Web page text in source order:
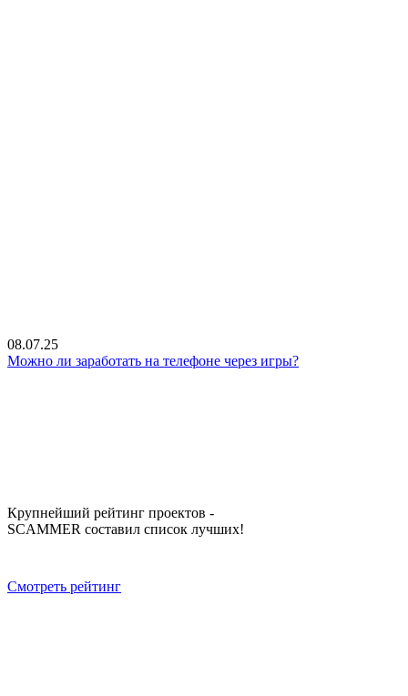
08.07.25
Можно ли заработать на телефоне через игры?
Крупнейший рейтинг проектов -
SCAMMER составил список лучших!
Смотреть рейтинг